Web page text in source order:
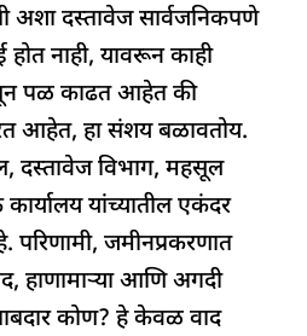
अशा दस्तावेज सार्वजनिकपणे
नाही, यावरून काही
पळ काढत आहेत की
आहेत, हा संशय बळावतोय.
दस्तावेज विभाग, महसूल
यांच्यातील एकंदर
जमीनप्रकरणात
हाणामाऱ्या आणि अगदी
कोण? हे केवळ वाद